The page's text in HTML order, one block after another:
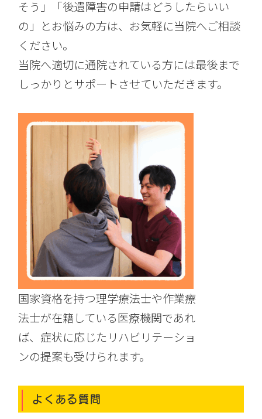
そう」「後遺障害の申請はどうしたらいい
の」とお悩みの方は、お気軽に当院へご相談
ください。
当院へ適切に通院されている方には最後まで
しっかりとサポートさせていただきます。
国家資格を持つ理学療法士や作業療
法士が在籍している医療機関であれ
ば、症状に応じたリハビリテーショ
ンの提案も受けられます。
よくある質問